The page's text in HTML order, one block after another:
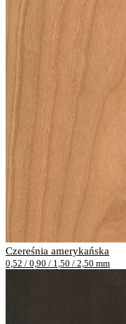
Czereśnia amerykańska
0,52 / 0,90 / 1,50 / 2,50 mm